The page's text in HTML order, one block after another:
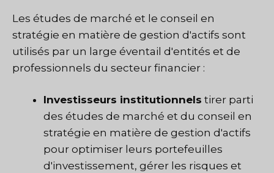
Les études de marché et le conseil en
stratégie en matière de gestion d'actifs sont
utilisés par un large éventail d'entités et de
professionnels du secteur financier :
Investisseurs institutionnels tirer parti
des études de marché et du conseil en
stratégie en matière de gestion d'actifs
pour optimiser leurs portefeuilles
d'investissement, gérer les risques et